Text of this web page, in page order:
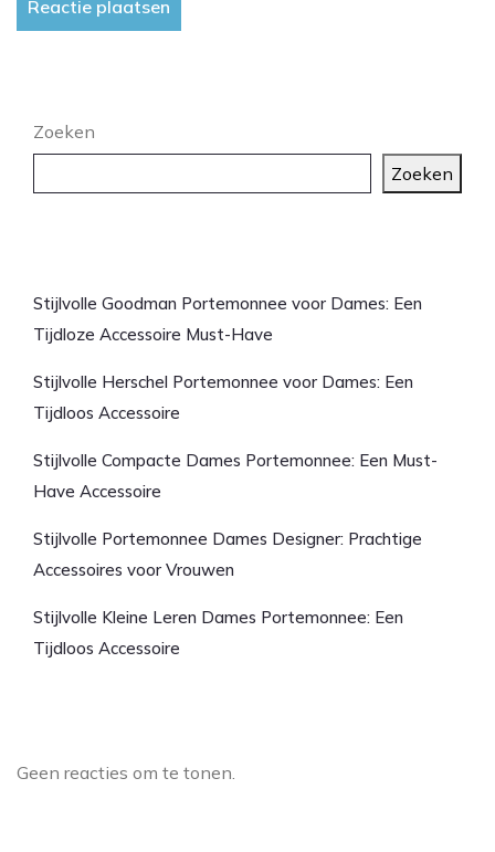
Zoeken
Zoeken
Stijlvolle Goodman Portemonnee voor Dames: Een
Tijdloze Accessoire Must-Have
Stijlvolle Herschel Portemonnee voor Dames: Een
Tijdloos Accessoire
Stijlvolle Compacte Dames Portemonnee: Een Must-
Have Accessoire
Stijlvolle Portemonnee Dames Designer: Prachtige
Accessoires voor Vrouwen
Stijlvolle Kleine Leren Dames Portemonnee: Een
Tijdloos Accessoire
Geen reacties om te tonen.